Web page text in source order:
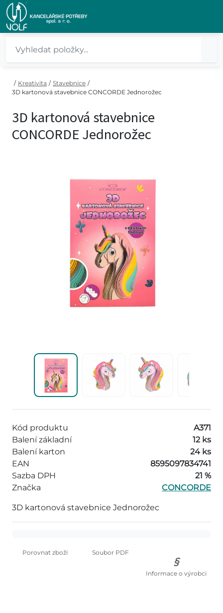
/ Kreativita / Stavebnice /
3D kartonová stavebnice CONCORDE Jednorožec
3D kartonová stavebnice
CONCORDE Jednorožec
Kód produktu
A371
Balení základní
12 ks
Balení karton
24 ks
EAN
8595097834741
Sazba DPH
21 %
Značka
CONCORDE
3D kartonová stavebnice Jednorožec
Porovnat zboží Soubor PDF
Informace o výrobci